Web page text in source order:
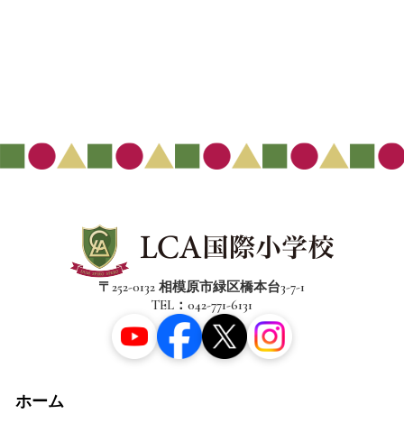
〒252-0132 相模原市緑区橋本台3-7-1
TEL：042-771-6131
ホーム